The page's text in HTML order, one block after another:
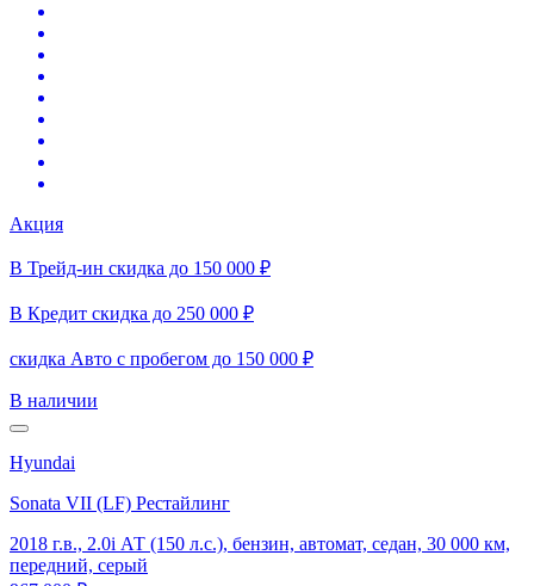
Акция
В Трейд-ин скидка до 150 000 ₽
В Кредит скидка до 250 000 ₽
скидка Авто с пробегом до 150 000 ₽
В наличии
Hyundai
Sonata VII (LF) Рестайлинг
2018 г.в., 2.0i АТ (150 л.с.), бензин, автомат, седан, 30 000 км,
передний, серый